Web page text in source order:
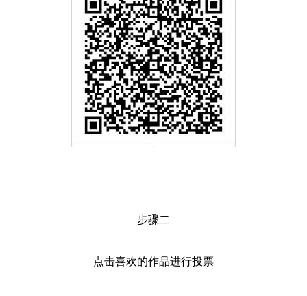
步骤二
点击喜欢的作品进行投票